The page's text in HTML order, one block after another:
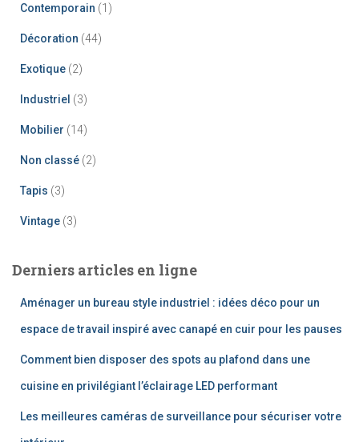
Contemporain (1)
Décoration (44)
Exotique (2)
Industriel (3)
Mobilier (14)
Non classé (2)
Tapis (3)
Vintage (3)
Derniers articles en ligne
Aménager un bureau style industriel : idées déco pour un
espace de travail inspiré avec canapé en cuir pour les pauses
Comment bien disposer des spots au plafond dans une
cuisine en privilégiant l’éclairage LED performant
Les meilleures caméras de surveillance pour sécuriser votre